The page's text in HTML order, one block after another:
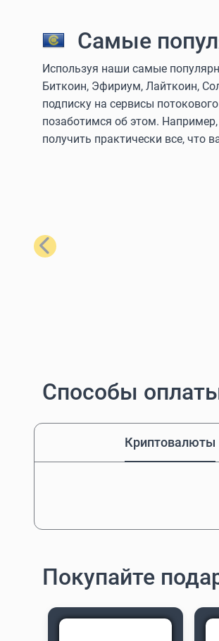
Самые
Используя наши самые
Биткоин, Эфириум, Лайткоин,
подписку на сервисы
позаботимся об этом.
получить практически все, что
Назад
Способы
Криптовалюты
Покупайте